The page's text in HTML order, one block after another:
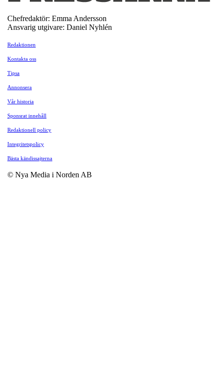
Chefredaktör: Emma Andersson
Ansvarig utgivare: Daniel Nyhlén
Redaktionen
Kontakta oss
Tipsa
Annonsera
Vår historia
Sponsrat innehåll
Redaktionell policy
Integritetspolicy
Bästa kändissajterna
© Nya Media i Norden AB